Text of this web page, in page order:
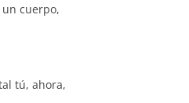
cuerpo,
tú, ahora,